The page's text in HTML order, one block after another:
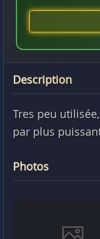
Description
Tres peu
par plus
Photos